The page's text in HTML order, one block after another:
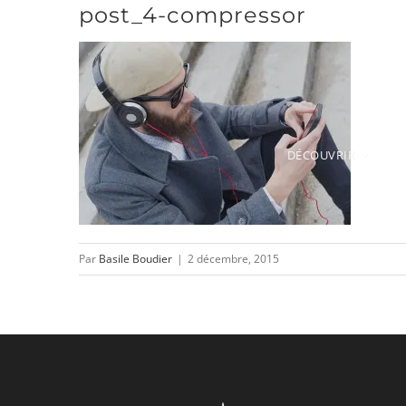
DÉCOUVRIR
post_4-compressor
Par Basile Boudier | 2 décembre, 2015